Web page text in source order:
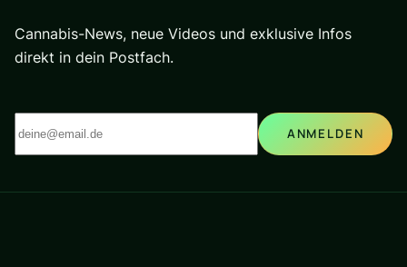
Cannabis-News, neue Videos und exklusive Infos
direkt in dein Postfach.
ANMELDEN